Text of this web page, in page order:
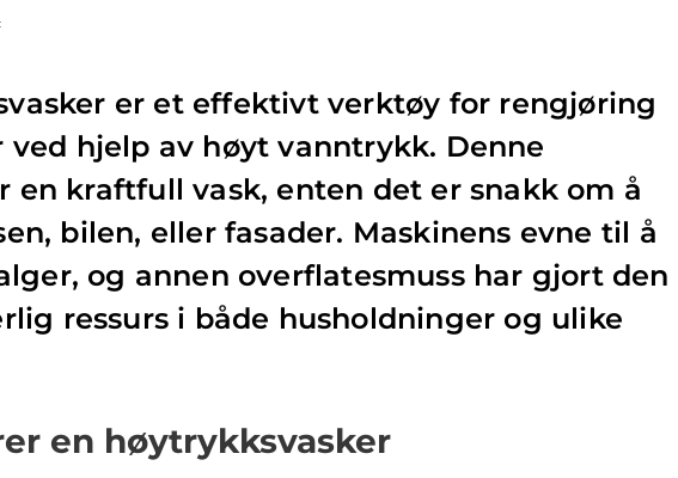
er et effektivt verktøy for rengjøring
ved hjelp av høyt vanntrykk. Denne
en kraftfull vask, enten det er snakk om å
bilen, eller fasader. Maskinens evne til å
og annen overflatesmuss har gjort den
ressurs i både husholdninger og ulike
en høytrykksvasker